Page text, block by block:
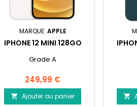
MARQUE: APPLE
IPHONE 12 MINI 128GO
Grade A
Prix
249,99 €
 Ajouter au panier 